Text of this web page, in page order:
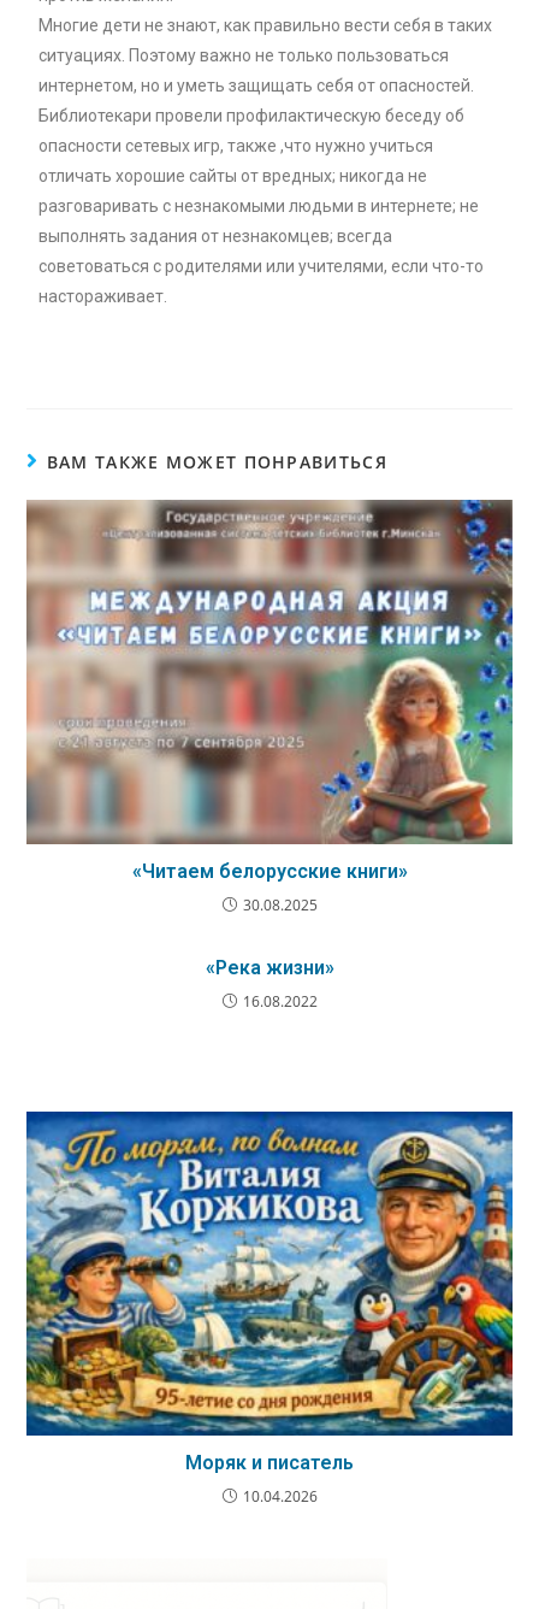
Многие дети не знают, как правильно вести себя в таких
ситуациях. Поэтому важно не только пользоваться
интернетом, но и уметь защищать себя от опасностей.
Библиотекари провели профилактическую беседу об
опасности сетевых игр, также ,что нужно учиться
отличать хорошие сайты от вредных; никогда не
разговаривать с незнакомыми людьми в интернете; не
выполнять задания от незнакомцев; всегда
советоваться с родителями или учителями, если что-то
настораживает.
ВАМ ТАКЖЕ МОЖЕТ ПОНРАВИТЬСЯ
«Читаем белорусские книги»
30.08.2025
«Река жизни»
16.08.2022
Моряк и писатель
10.04.2026